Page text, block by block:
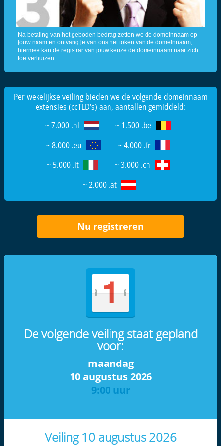
Na betaling van het geboden bedrag zetten we de domeinnaam op
jouw naam en ontvang je van ons het token van de domeinnaam,
hiermee kan de registrar van jouw keuze de domeinnaam naar zich
toe verhuizen.
Per wekelijkse veiling bieden we de volgende domeinnaam
extensies (ccTLD's) aan, aantallen gemiddeld:
~ 7.000 .nl
~ 1.500 .be
~ 8.000 .eu
~ 4.000 .fr
~ 5.000 .it
~ 3.000 .ch
~ 2.000 .at
Nu registreren
De volgende veiling staat gepland
voor:
maandag
10 augustus 2026
9:00 uur
Veiling 10 augustus 2026